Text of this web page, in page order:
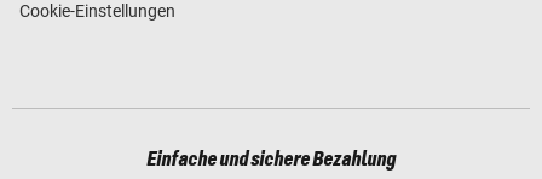
Cookie-Einstellungen
Einfache und sichere Bezahlung